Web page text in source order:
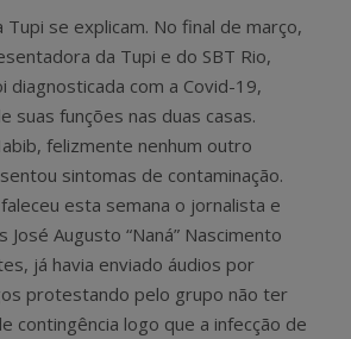
Tupi se explicam. No final de março,
da Tupi e do SBT Rio,
diagnosticada com a Covid-19,
suas funções nas duas casas.
felizmente nenhum outro
sintomas de contaminação.
esta semana o jornalista e
Augusto “Naná” Nascimento
já havia enviado áudios por
protestando pelo grupo não ter
contingência logo que a infecção de